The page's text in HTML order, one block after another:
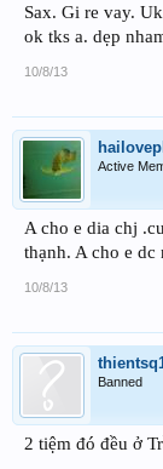
Sax. Gi re vay.
ok tks a. dẹp
10/8/13
Active
A cho e dia chj
thạnh. A cho e dc
10/8/13
Banned
2 tiệm đó đều ở